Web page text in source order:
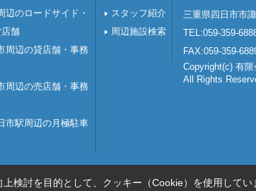
辺のロードサイド・
舗
周辺の貸店舗・事務
周辺の売店舗・事務
市駅周辺の月極駐車
スタッフ紹介
周辺施設検索
三重県四日市市
TEL:059-359-
FAX:059-359-
Copyright(c) 有
All Rights
検討を目的として、クッキー（Cookie）を使用してい